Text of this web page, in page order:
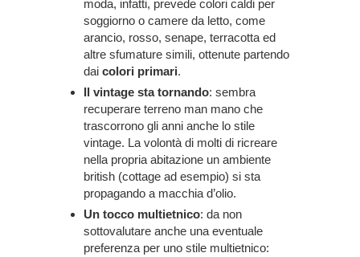
moda, infatti, prevede colori caldi per
soggiorno o camere da letto, come
arancio, rosso, senape, terracotta ed
altre sfumature simili, ottenute partendo
dai colori primari.
Il vintage sta tornando: sembra
recuperare terreno man mano che
trascorrono gli anni anche lo stile
vintage. La volontà di molti di ricreare
nella propria abitazione un ambiente
british (cottage ad esempio) si sta
propagando a macchia d’olio.
Un tocco multietnico: da non
sottovalutare anche una eventuale
preferenza per uno stile multietnico: